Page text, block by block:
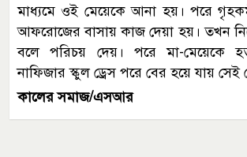
মাধ্যমে ওই মেয়েকে আনা হয়। পরে
আফরোজের বাসায় কাজ দেয়া হয়। তখন
বলে পরিচয় দেয়। পরে মা-মেয়েকে
নাফিজার স্কুল ড্রেস পরে বের হয়ে যায় সেই
কালের সমাজ/এসআর